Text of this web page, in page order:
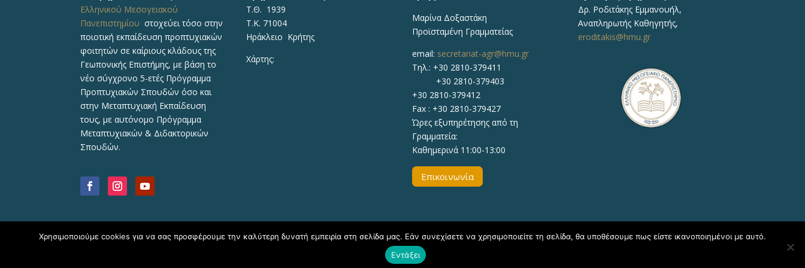
Ελληνικού Μεσογειακού
Πανεπιστημίου στοχεύει τόσο στην
ποιοτική εκπαίδευση προπτυχιακών
φοιτητών σε καίριους κλάδους της
Γεωπονικής Επιστήμης, με βάση το
νέο σύγχρονο 5-ετές Πρόγραμμα
Προπτυχιακών Σπουδών όσο και
στην Μεταπτυχιακή Εκπαίδευση
τους, με αυτόνομο Πρόγραμμα
Μεταπτυχιακών & Διδακτορικών
Σπουδών.
Τ.Θ. 1939
Τ.Κ. 71004
Ηράκλειο Κρήτης
Χάρτης:
Μαρίνα Δοξαστάκη
Προϊσταμένη Γραμματείας
email: secretariat-agr@hmu.gr
Τηλ.: +30 2810-379411
+30 2810-379403
+30 2810-379412
Fax : +30 2810-379427
Ώρες εξυπηρέτησης από τη
Γραμματεία:
Καθημερινά 11:00-13:00
Επικοινωνία
Δρ. Ροδιτάκης Εμμανουήλ,
Αναπληρωτής Καθηγητής,
eroditakis@hmu.gr
Copyright © 2020, ΕΛΜΕΠΑ Τμήμα Υποστήριξης Εκπαιδευτικών Διαδικασιών - Δ/νση Πληροφορικής
Χρησιμοποιούμε cookies για να σας προσφέρουμε την καλύτερη δυνατή εμπειρία στη σελίδα μας. Εάν συνεχίσετε να χρησιμοποιείτε τη σελίδα, θα υποθέσουμε πως είστε ικανοποιημένοι με αυτό.
Εντάξει